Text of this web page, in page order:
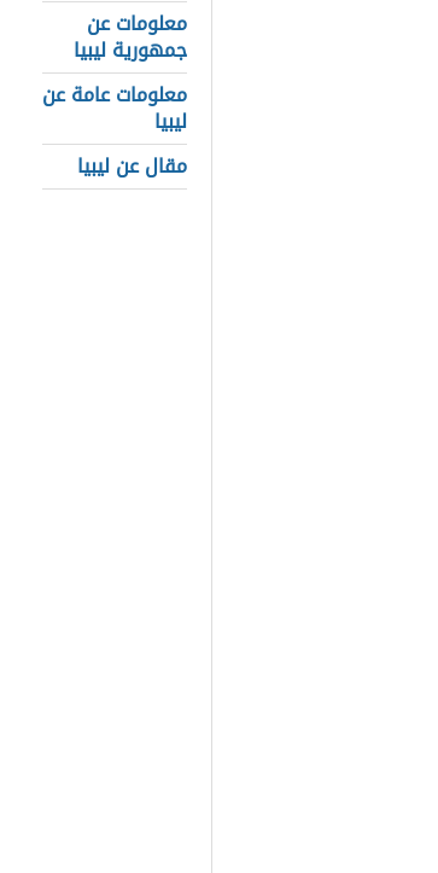
معلومات عن
جمهورية ليبيا
معلومات عامة عن
ليبيا
مقال عن ليبيا